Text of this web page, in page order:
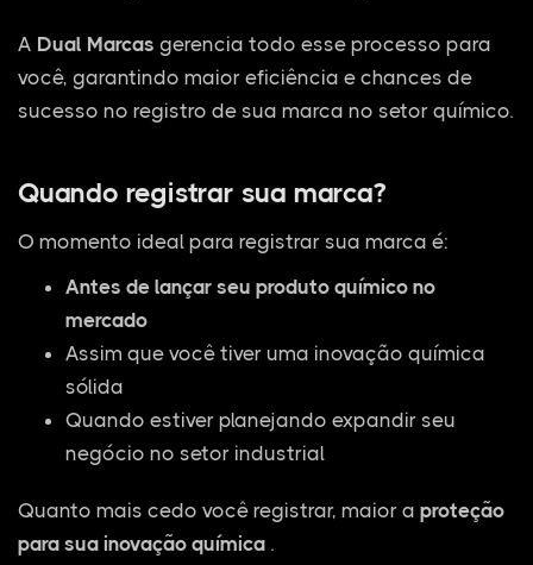
A Dual Marcas gerencia todo esse processo para
você, garantindo maior eficiência e chances de
sucesso no registro de sua marca no setor químico.
Quando registrar sua marca?
O momento ideal para registrar sua marca é:
Antes de lançar seu produto químico no
mercado
Assim que você tiver uma inovação química
sólida
Quando estiver planejando expandir seu
negócio no setor industrial
Quanto mais cedo você registrar, maior a proteção
para sua inovação química .